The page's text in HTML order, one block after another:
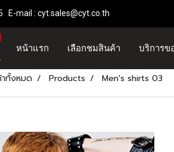
E-mail : cyt.sales@cyt.co.th
หน้าแรก เลือกชมสินค้า บริการข
ทั้งหมด Products Men's shirts 03